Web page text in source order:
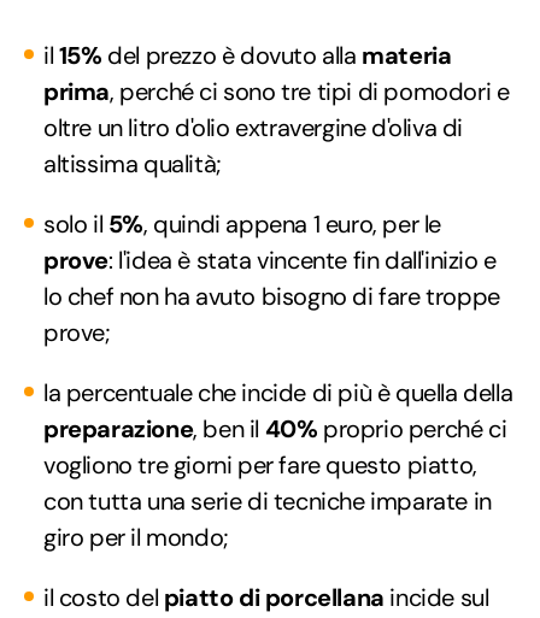
il15% del prezzo è dovuto alla materia
prima, perché ci sono tre tipi di pomodori e
oltre un litro d'olio extravergine d'oliva di
altissima qualità;
solo il 5%, quindi appena 1 euro, per le
prove: l'idea è stata vincente fin dall'inizio e
lo chef non ha avuto bisogno di fare troppe
prove;
la percentuale che incide di più è quella della
preparazione, ben il 40% proprio perché ci
vogliono tre giorni per fare questo piatto,
con tutta una serie di tecniche imparate in
giro per il mondo;
il costo del piatto di porcellana incide sul